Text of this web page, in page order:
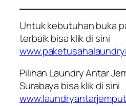
Untuk kebutuhan buka
terbaik bisa klik di sini
Pilihan Laundry Antar
Surabaya bisa klik di sini